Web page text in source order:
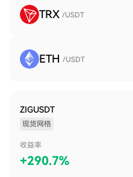
TRX /USDT
ETH /USDT
ZIGUSDT
现货网格
收益率
+290.7%